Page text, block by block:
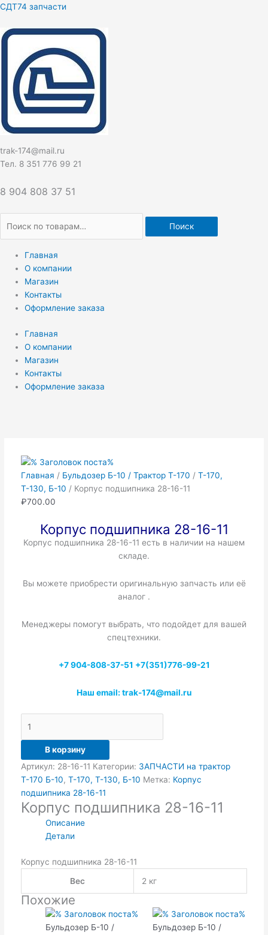
Перейти
содержимому
СДТ74 запчасти
trak-174@mail.ru
Тел. 8 351 776 99 21
8 904 808 37 51
Искать:
Поиск
Главная
О компании
Магазин
Контакты
Оформление заказа
Главная
О компании
Магазин
Контакты
Оформление заказа
Главная / Бульдозер Б-10 / Трактор Т-170 / Т-170,
Т-130, Б-10 / Корпус подшипника 28-16-11
₽700.00
Корпус подшипника 28-16-11
Корпус подшипника 28-16-11 есть в наличии на нашем
складе.
Вы можете приобрести оригинальную запчасть или её
аналог .
Менеджеры помогут выбрать, что подойдет для вашей
спецтехники.
+7 904-808-37-51 +7(351)776-99-21
Наш email: trak-174@mail.ru
28-
16-
11
В корзину
Артикул: 28-16-11 Категории: ЗАПЧАСТИ на трактор
Т-170 Б-10, Т-170, Т-130, Б-10 Метка: Корпус
подшипника 28-16-11
Корпус подшипника 28-16-11
Описание
Детали
Корпус подшипника 28-16-11
Вес
2 кг
Похожие
Бульдозер Б-10 /
Бульдозер Б-10 /